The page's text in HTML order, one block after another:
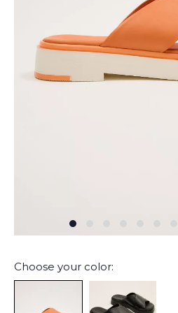
Choose your color: